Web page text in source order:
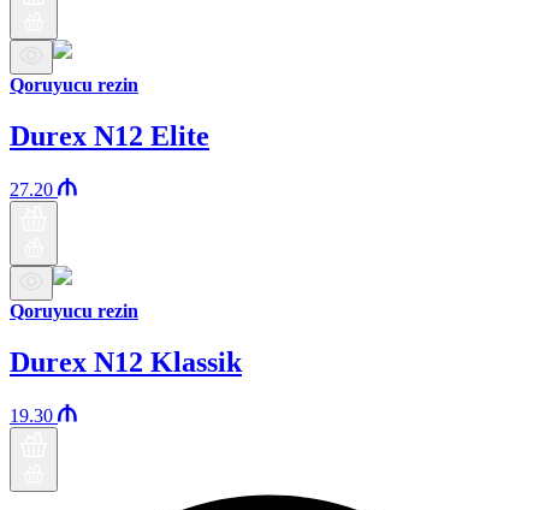
Qoruyucu rezin
Durex N12 Elite
27.20
Qoruyucu rezin
Durex N12 Klassik
19.30